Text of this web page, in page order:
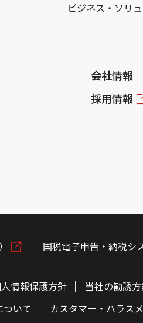
ビジネス・ソリ
会社情報
採用情報
国税電子申告・納税シ
情報保護方針
当社の勧誘
いて カスタマー・ハラス